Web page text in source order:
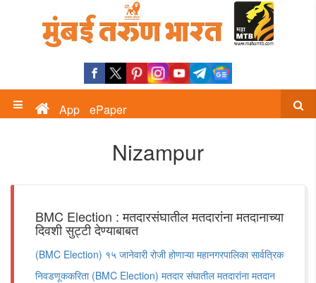
App ePaper
Nizampur
BMC Election : मतदारसंघातील मतदारांना मतदानाच्या
दिवशी सुट्टी देण्याबाबत
(BMC Election) १५ जानेवारी रोजी होणाऱ्या महानगरपालिका सार्वत्रिक
निवडणूककरिता (BMC Election) मतदार संघातील मतदारांना मतदान